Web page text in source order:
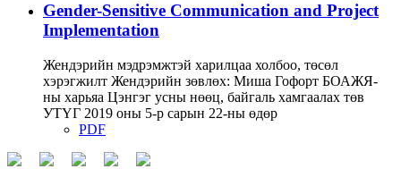
Gender-Sensitive Communication and Project
Implementation
Жендэрийн мэдрэмжтэй харилцаа холбоо, төсөл
хэрэгжилт Жендэрийн зөвлөх: Миша Гофорт БОАЖЯ-
ны харьяа Цэнгэг усны нөөц, байгаль хамгаалах төв
УТҮГ 2019 оны 5-р сарын 22-ны өдөр
PDF